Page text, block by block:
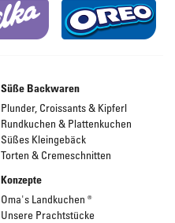
Süße Backwaren
Plunder, Croissants & Kipferl
Rundkuchen & Plattenkuchen
Süßes Kleingebäck
Torten & Cremeschnitten
Konzepte
Oma's Landkuchen ®
Unsere Prachtstücke